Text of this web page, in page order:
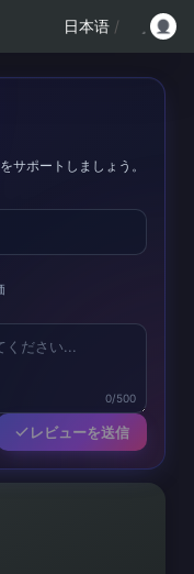
日本语 /
サポートしましょう。
0/500
レビューを送信